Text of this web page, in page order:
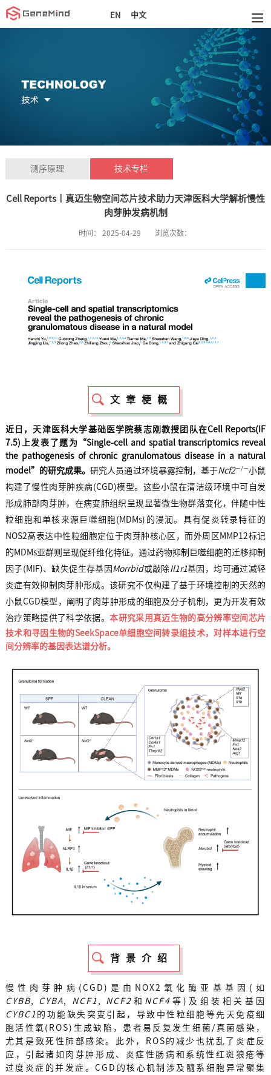
EN 中文
测序原理 技术专栏
Cell Reports丨真迈生物空间芯片技术助力天津医科大学解析慢性
肉芽肿发病机制
时间： 2025-04-29 浏览次数：
文章梗概
近日，天津医科大学基础医学院蔡志刚教授团队在Cell Reports(IF
7.5)上发表了题为“Single-cell and spatial transcriptomics reveal
the pathogenesis of chronic granulomatous disease in a natural
model”的研究成果。研究人员通过环境暴露控制，基于Ncf2−/−小鼠
构建了慢性肉芽肿疾病(CGD)模型。这些小鼠在清洁级环境中可自发
形成肺部肉芽肿，在病变肺组织呈现显著微生物群落变化，伴随中性
粒细胞和单核来源巨噬细胞(MDMs)的浸润。具有促炎转录特征的
NOS2高表达中性粒细胞定位于肉芽肿核心区，而外周区MMP12标记
的MDMs亚群则呈现促纤维化特征。通过药物抑制巨噬细胞的迁移抑制
因子(MIF)、缺失促生存基因 Morrbid或敲除 Il1r1基因，均可通过减轻
炎症有效抑制肉芽肿形成。该研究不仅构建了基于环境控制的天然的
小鼠CGD模型，阐明了肉芽肿形成的细胞及分子机制，更为开发有效
治疗策略提供了科学依据。 本研究采用真迈生物的高分辨率空间芯片
技术和寻因生物的SeekSpace单细胞空间转录组技术，对样本进行空
间分辨率的基因表达谱分析。
背景介绍
慢性肉芽肿病(CGD)是由NOX2氧化酶亚基基因(如
CYBB, CYBA, NCF1 , NCF2 和 NCF4 等)及组装相关基因
CYBC1 的功能缺失突变引起，导致中性粒细胞等先天免疫细
胞活性氧(ROS)生成缺陷，患者易反复发生细菌/真菌感染，
尤其是致死性肺部感染。此外，ROS的减少也扰乱了炎症反
应，引起诸如肉芽肿形成、炎症性肠病和系统性红斑狼疮等
过度炎症的并发症。CGD的核心机制涉及髓系细胞异常聚集